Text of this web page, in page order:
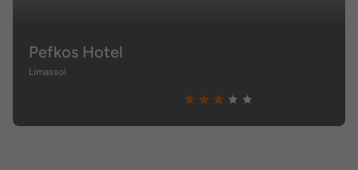
Pefkos Hotel
Limassol